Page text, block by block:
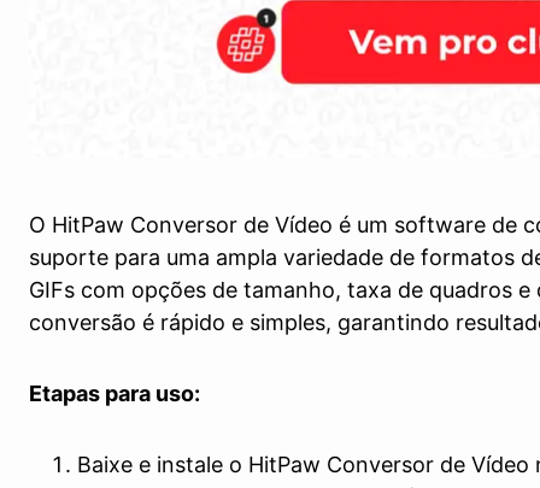
O HitPaw Conversor de Vídeo é um software de
suporte para uma ampla variedade de formatos
GIFs com opções de tamanho, taxa de quadros
conversão é rápido e simples, garantindo
Etapas para uso:
Baixe e instale o HitPaw Conversor de Vídeo